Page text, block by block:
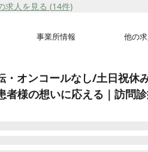
求人を見る (14件)
事業所情報 他の求
・オンコールなし/土日祝休
者様の想いに応える｜訪問